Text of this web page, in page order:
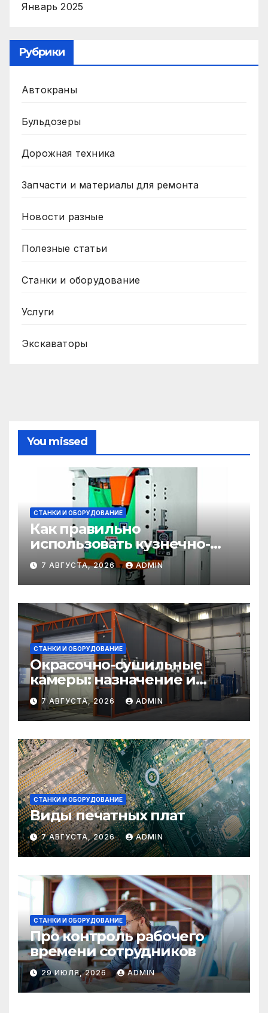
Январь 2025
Рубрики
Автокраны
Бульдозеры
Дорожная техника
Запчасти и материалы для ремонта
Новости разные
Полезные статьи
Станки и оборудование
Услуги
Экскаваторы
You missed
СТАНКИ И ОБОРУДОВАНИЕ
Как правильно
использовать кузнечно-
прессовое оборудование
7 АВГУСТА, 2026 ADMIN
СТАНКИ И ОБОРУДОВАНИЕ
Окрасочно-сушильные
камеры: назначение и
области применения
7 АВГУСТА, 2026 ADMIN
СТАНКИ И ОБОРУДОВАНИЕ
Виды печатных плат
7 АВГУСТА, 2026 ADMIN
СТАНКИ И ОБОРУДОВАНИЕ
Про контроль рабочего
времени сотрудников
29 ИЮЛЯ, 2026 ADMIN